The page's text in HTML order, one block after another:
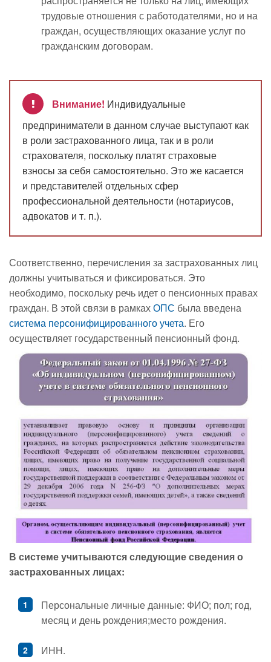
трудовые отношения с работодателями, но и на
граждан, осуществляющих оказание услуг по
гражданским договорам.
Внимание! Индивидуальные
предприниматели в данном случае выступают как
в роли застрахованного лица, так и в роли
страхователя, поскольку платят страховые
взносы за себя самостоятельно. Это же касается
и представителей отдельных сфер
профессиональной деятельности (нотариусов,
адвокатов и т. п.).
Соответственно, перечисления за застрахованных лиц
должны учитываться и фиксироваться. Это
необходимо, поскольку речь идет о пенсионных правах
граждан. В этой связи в рамкахОПС была введена
система персонифицированного учета. Его
осуществляет государственный пенсионный фонд.
В системе учитываются следующие сведения о
застрахованных лицах:
Персональные личные данные: ФИО; пол; год,
месяц и день рождения;место рождения.
ИНН.